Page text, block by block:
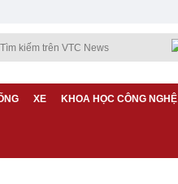
XE KHOA HỌC CÔNG NGHỆ